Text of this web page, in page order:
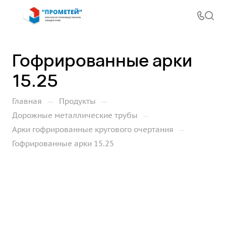
Гофрированные арки
15.25
Главная — Продукты —
Дорожные металлические трубы —
Арки гофрированные кругового очертания —
Гофрированные арки 15.25